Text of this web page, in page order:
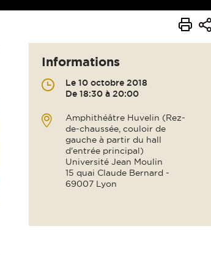
Informations
Le 10 octobre 2018
De 18:30 à 20:00
Amphithéâtre Huvelin (Rez-
de-chaussée, couloir de
gauche à partir du hall
d'entrée principal)
Université Jean Moulin
15 quai Claude Bernard -
69007 Lyon